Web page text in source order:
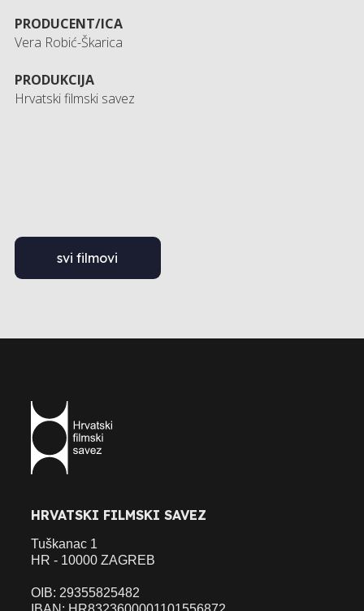
PRODUCENT/ICA
Vera Robić-Škarica
PRODUKCIJA
Hrvatski filmski savez
svi filmovi
HRVATSKI FILMSKI SAVEZ
Tuškanac 1
HR - 10000 ZAGREB
OIB: 29355825482